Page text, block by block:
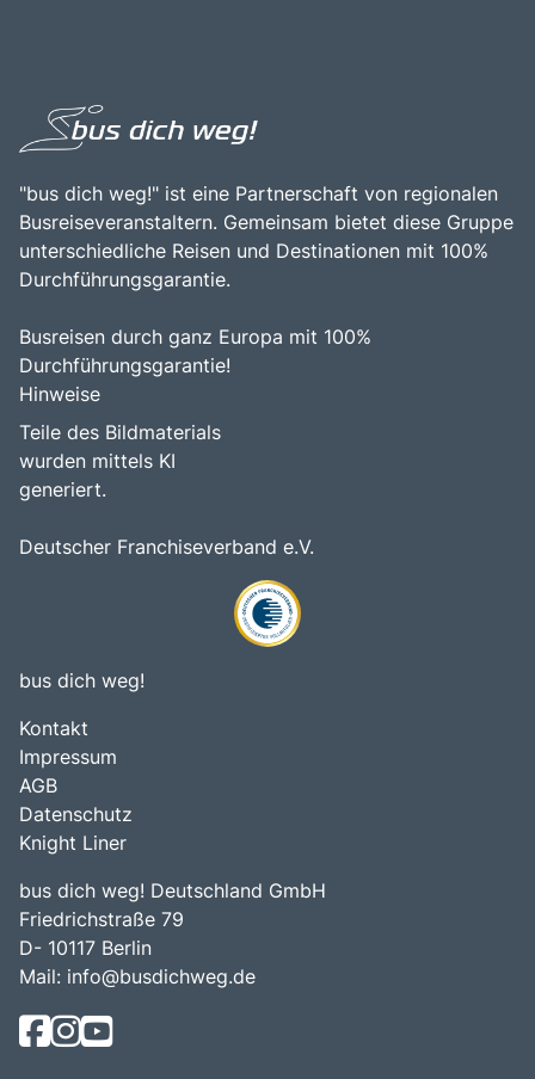
"bus dich weg!" ist eine Partnerschaft von regionalen
Busreiseveranstaltern. Gemeinsam bietet diese Gruppe
unterschiedliche Reisen und Destinationen mit 100%
Durchführungsgarantie.
Busreisen durch ganz Europa mit 100%
Durchführungsgarantie!
Hinweise
Teile des Bildmaterials
wurden mittels KI
generiert.
Deutscher Franchiseverband e.V.
bus dich weg!
Kontakt
Impressum
AGB
Datenschutz
Knight Liner
bus dich weg! Deutschland GmbH
Friedrichstraße 79
D- 10117 Berlin
Mail: info@busdichweg.de